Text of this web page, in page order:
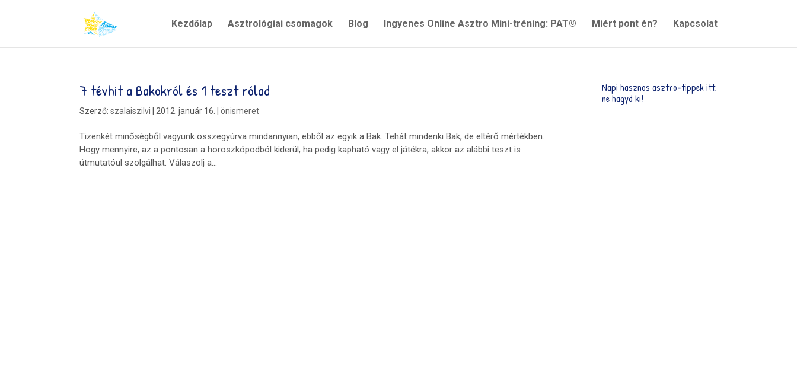
Kezdőlap Asztrológiai csomagok Blog Ingyenes Online Asztro Mini-tréning: PAT© Miért pont én? Kapcsolat
7 tévhit a Bakokról és 1 teszt rólad
Szerző:szalaiszilvi 2012. január 16. |önismeret
Tizenkét minőségből vagyunk összegyúrva mindannyian, ebből az egyik a Bak. Tehát mindenki Bak, de eltérő mértékben.
Hogy mennyire, az a pontosan a horoszkópodból kiderül, ha pedig kapható vagy el játékra, akkor az alábbi teszt is
útmutatóul szolgálhat. Válaszolj a...
Napi hasznos asztro-tippek itt,
ne hagyd ki!